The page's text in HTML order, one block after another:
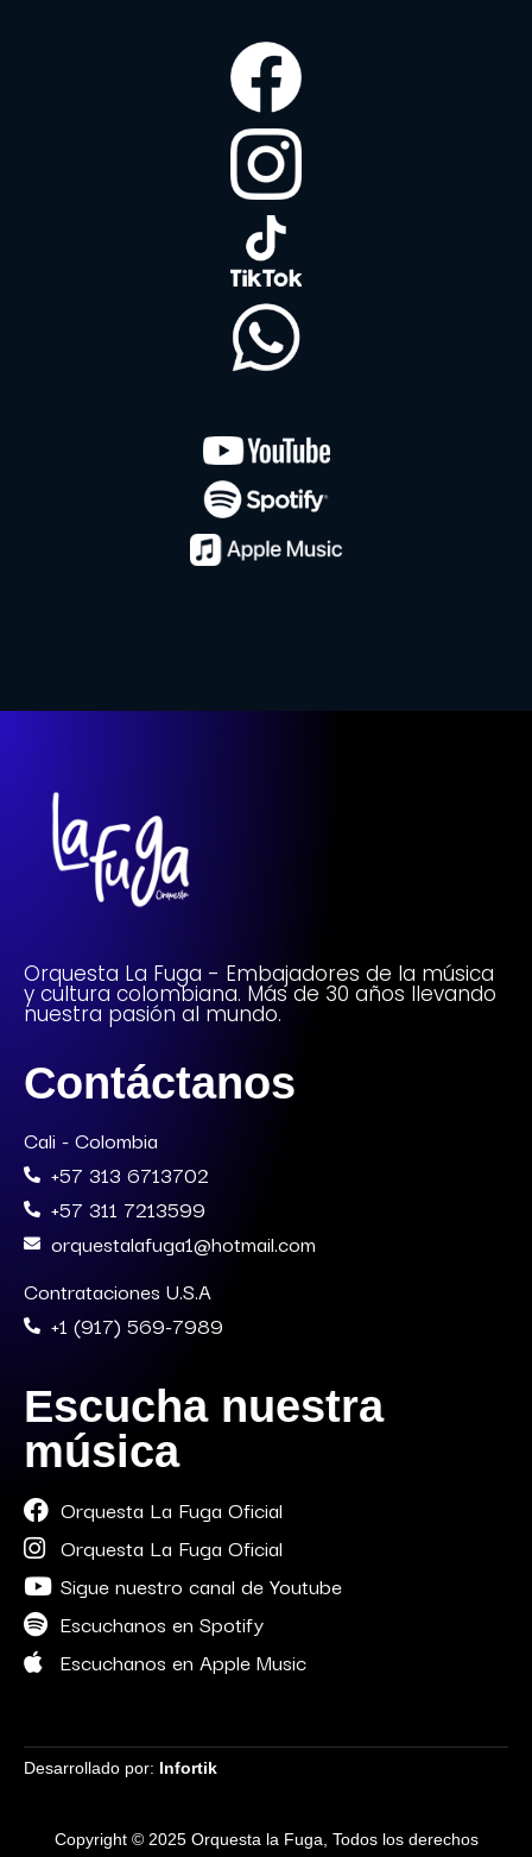
Orquesta La Fuga - Embajadores de la música
y cultura colombiana. Más de 30 años llevando
nuestra pasión al mundo.
Contáctanos
Cali - Colombia
+57 313 6713702
+57 311 7213599
orquestalafuga1@hotmail.com
Contrataciones U.S.A
+1 (917) 569-7989
Escucha nuestra
música
Orquesta La Fuga Oficial
Orquesta La Fuga Oficial
Sigue nuestro canal de Youtube
Escuchanos en Spotify
Escuchanos en Apple Music
Desarrollado por: Infortik
Copyright © 2025 Orquesta la Fuga, Todos los derechos